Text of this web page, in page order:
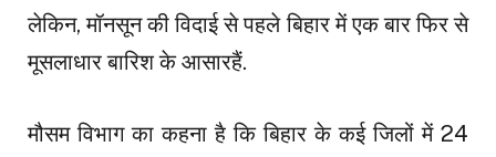
लेकिन, मॉनसून की विदाई से पहले बिहार में एक बार फिर से
मूसलाधार बारिश के आसारहैं.
मौसम विभाग का कहना है कि बिहार के कई जिलों में 24